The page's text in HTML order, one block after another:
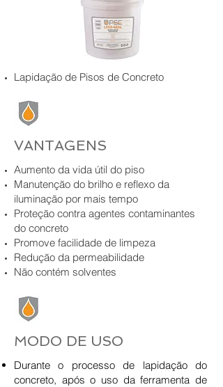
Lapidação de Pisos de Concreto
VANTAGENS
Aumento da vida útil do piso
Manutenção do brilho e reflexo da
iluminação por mais tempo
Proteção contra agentes contaminantes
do concreto
Promove facilidade de limpeza
Redução da permeabilidade
Não contém solventes
MODO DE USO
Durante o processo de lapidação do
concreto, após o uso da ferramenta de